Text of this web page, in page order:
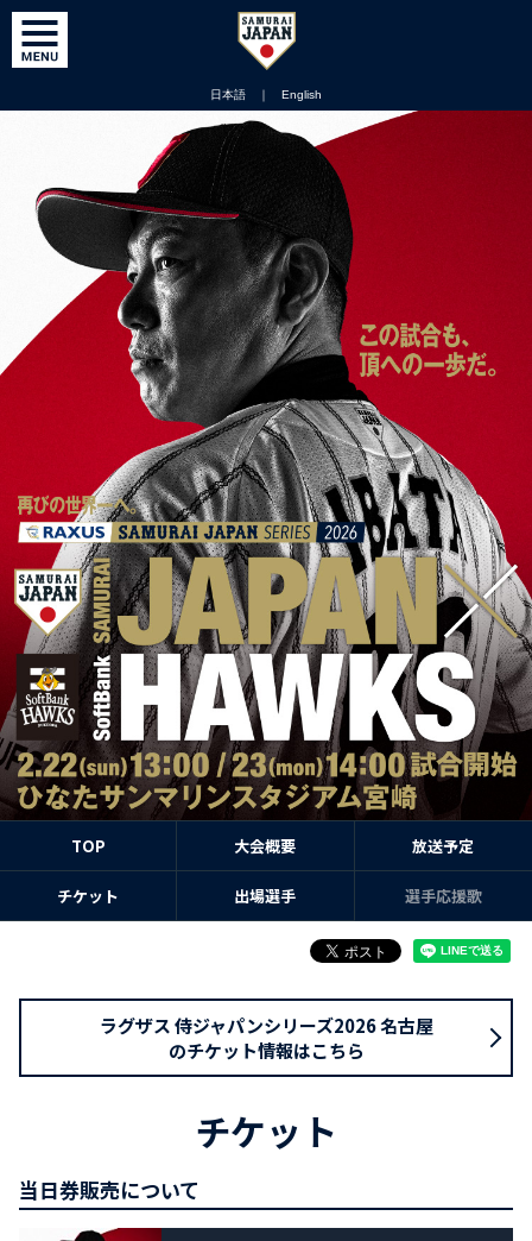
日本語 ｜ English
TOP 大会概要 放送予定
チケット 出場選手 選手応援歌
ラグザス 侍ジャパンシリーズ2026 名古屋
のチケット情報はこちら
チケット
当日券販売について